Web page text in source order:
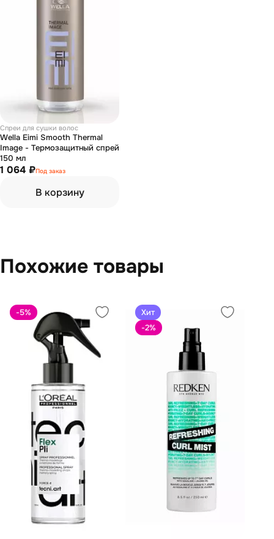
Спреи для сушки волос
Wella Eimi Smooth Thermal
Image - Термозащитный спрей
150 мл
1 064 ₽Под заказ
В корзину
Похожие товары
-5%
Хит
-2%